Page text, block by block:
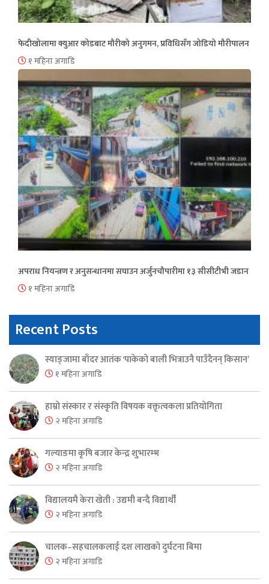
फेदीखोलामा क्युआर कोडबाट मौरीको अनुगमन, प्रविधिसँग जोडियो मौरीपालन
१ महिना अगाडि
अपराध नियन्त्रण र अनुसन्धानमा सघाउन अर्जुनचौपारीमा १३ सीसीटीभी जडान
१ महिना अगाडि
Recent Posts
स्याङ्जामा बाँदर आतंक ‘पाकेको बाली भित्राउनै पाउँदैनन् किसान’
१ महिना अगाडि
हाम्रो संस्कार र संस्कृति विषयक वक्तृत्वकला प्रतियोगिता
२ महिना अगाडि
गल्याङमा कृषि बजार केन्द्र शुभारम्भ
२ महिना अगाडि
विद्यालयमै केरा खेती : उद्यमी बन्दै विद्यार्थी
२ महिना अगाडि
चालक–सहचालकलाई दश लाखको दुर्घटना बिमा
२ महिना अगाडि